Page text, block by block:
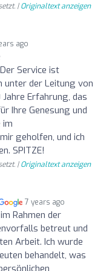
|Originaltext anzeigen
ago
Service ist
unter der Leitung von
Erfahrung, das
Ihre Genesung und
im
geholfen, und ich
SPITZE!
|Originaltext anzeigen
7 years ago
Rahmen der
betreut und
Arbeit. Ich wurde
behandelt, was